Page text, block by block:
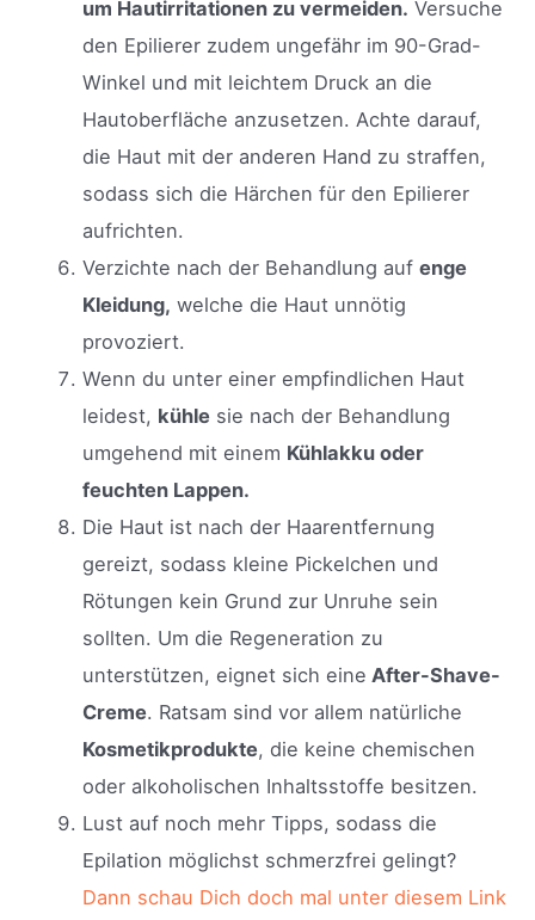
um Hautirritationen zu vermeiden. Versuche
den Epilierer zudem ungefähr im 90-Grad-
Winkel und mit leichtem Druck an die
Hautoberfläche anzusetzen. Achte darauf,
die Haut mit der anderen Hand zu straffen,
sodass sich die Härchen für den Epilierer
aufrichten.
Verzichte nach der Behandlung aufenge
Kleidung, welche die Haut unnötig
provoziert.
Wenn du unter einer empfindlichen Haut
leidest, kühle sie nach der Behandlung
umgehend mit einem Kühlakku oder
feuchten Lappen.
Die Haut ist nach der Haarentfernung
gereizt, sodass kleine Pickelchen und
Rötungen kein Grund zur Unruhe sein
sollten. Um die Regeneration zu
unterstützen, eignet sich eine After-Shave-
Creme. Ratsam sind vor allem natürliche
Kosmetikprodukte, die keine chemischen
oder alkoholischen Inhaltsstoffe besitzen.
Lust auf noch mehr Tipps, sodass die
Epilation möglichst schmerzfrei gelingt?
Dann schau Dich doch mal unter diesem Link